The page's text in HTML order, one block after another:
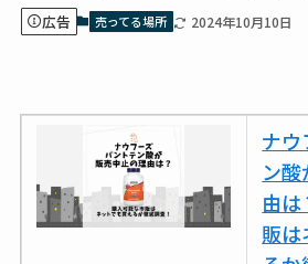
広告 売ってる場所 2024年10月10日
ナウ
ン
由
販は